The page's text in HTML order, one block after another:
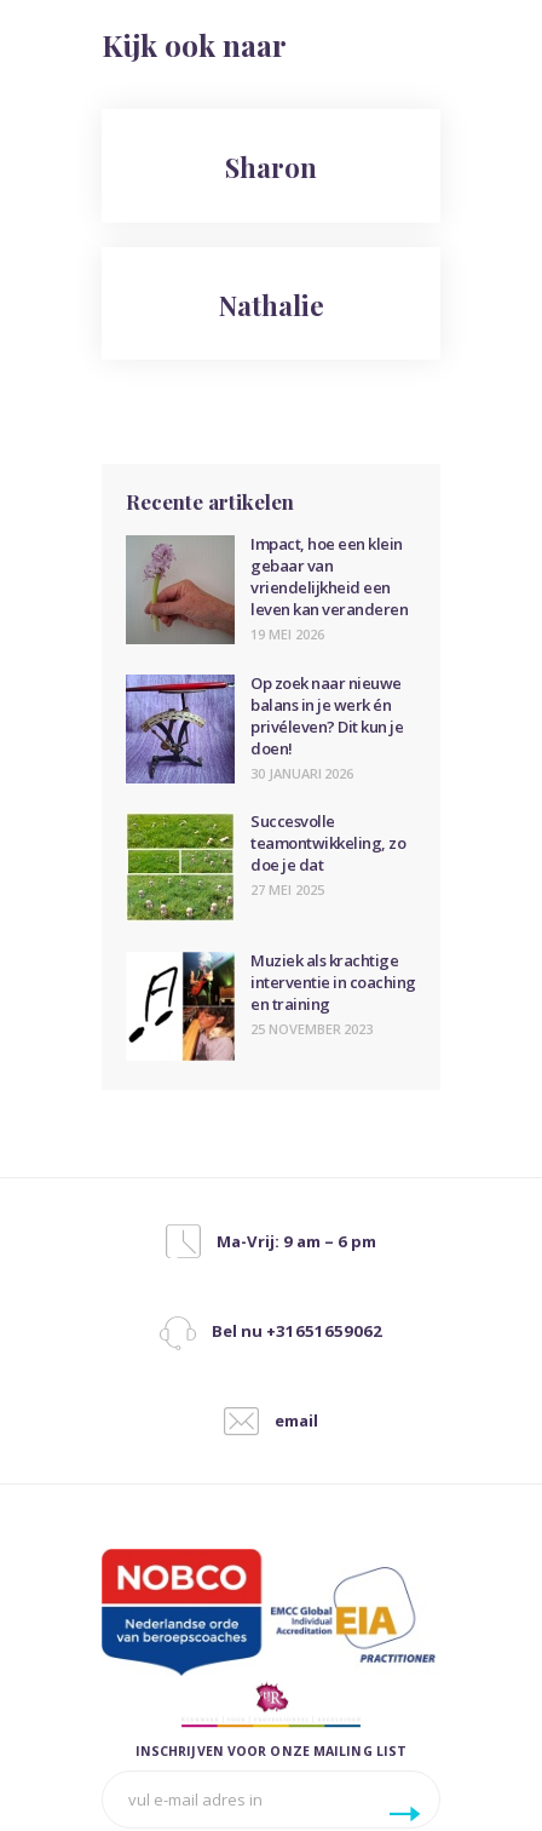
Kijk ook naar
Sharon
Nathalie
Recente artikelen
Impact, hoe een klein
gebaar van
vriendelijkheid een
leven kan veranderen
19 MEI 2026
Op zoek naar nieuwe
balans in je werk én
privéleven? Dit kun je
doen!
30 JANUARI 2026
Succesvolle
teamontwikkeling, zo
doe je dat
27 MEI 2025
Muziek als krachtige
interventie in coaching
en training
25 NOVEMBER 2023
Ma-Vrij: 9 am – 6 pm
Bel nu +31651659062
email
INSCHRIJVEN VOOR ONZE MAILING LIST